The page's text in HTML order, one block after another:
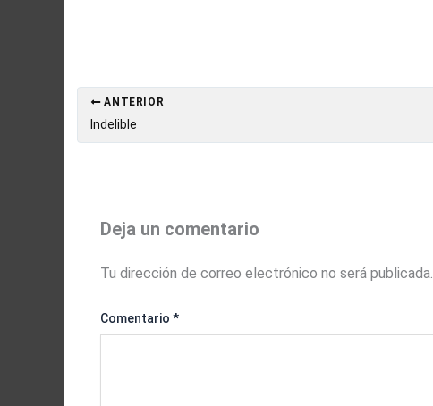
ANTERIOR
Indelible
Deja un comentario
Tu dirección de correo electrónico no será publicada.
Comentario *